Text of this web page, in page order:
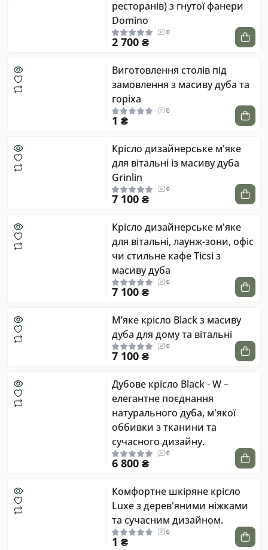
ресторанів) з гнутої фанери
Domino
0
2 700 ₴
Виготовлення столів під
замовлення з масиву дуба та
горіха
0
1 ₴
Крісло дизайнерське м'яке
для вітальні із масиву дуба
Grinlin
0
7 100 ₴
Крісло дизайнерське м'яке
для вітальні, лаунж-зони, офіс
чи стильне кафе Тicsi з
масиву дуба
0
7 100 ₴
М’яке крісло Black з масиву
дуба для дому та вітальні
0
7 100 ₴
Дубове крісло Black - W –
елегантне поєднання
натурального дуба, м'якої
оббивки з тканини та
сучасного дизайну.
0
6 800 ₴
Комфортне шкіряне крісло
Luxe з дерев'яними ніжками
та сучасним дизайном.
0
1 ₴